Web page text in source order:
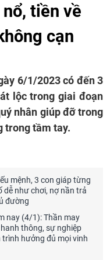
tiền về
cạn
6/1/2023 có đến 3
lộc trong giai đoạn
nhân giúp đỡ trong
trong tầm tay.
mệnh, 3 con giáp từng
dễ như chơi, nợ nần trả
đường
nay (4/1): Thần may
thông, sự nghiệp
hưởng đủ mọi vinh